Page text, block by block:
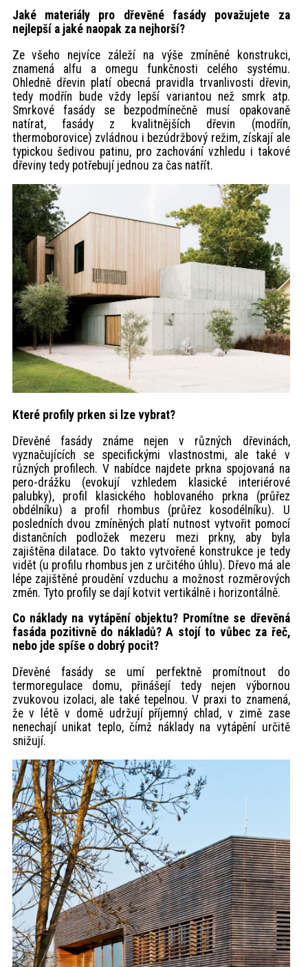
Jaké materiály pro dřevěné fasády považujete za
nejlepší a jaké naopak za nejhorší?
Ze všeho nejvíce záleží na výše zmíněné konstrukci,
znamená alfu a omegu funkčnosti celého systému.
Ohledně dřevin platí obecná pravidla trvanlivosti dřevin,
tedy modřín bude vždy lepší variantou než smrk atp.
Smrkové fasády se bezpodmínečně musí opakovaně
natírat, fasády z kvalitnějších dřevin (modřín,
thermoborovice) zvládnou i bezúdržbový režim, získají ale
typickou šedivou patinu, pro zachování vzhledu i takové
dřeviny tedy potřebují jednou za čas natřít.
Které profily prken si lze vybrat?
Dřevěné fasády známe nejen v různých dřevinách,
vyznačujících se specifickými vlastnostmi, ale také v
různých profilech. V nabídce najdete prkna spojovaná na
pero-drážku (evokují vzhledem klasické interiérové
palubky), profil klasického hoblovaného prkna (průřez
obdélníku) a profil rhombus (průřez kosodélníku). U
posledních dvou zmíněných platí nutnost vytvořit pomocí
distančních podložek mezeru mezi prkny, aby byla
zajištěna dilatace. Do takto vytvořené konstrukce je tedy
vidět (u profilu rhombus jen z určitého úhlu). Dřevo má ale
lépe zajištěné proudění vzduchu a možnost rozměrových
změn. Tyto profily se dají kotvit vertikálně i horizontálně.
Co náklady na vytápění objektu? Promítne se dřevěná
fasáda pozitivně do nákladů? A stojí to vůbec za řeč,
nebo jde spíše o dobrý pocit?
Dřevěné fasády se umí perfektně promítnout do
termoregulace domu, přinášejí tedy nejen výbornou
zvukovou izolaci, ale také tepelnou. V praxi to znamená,
že v létě v domě udržují příjemný chlad, v zimě zase
nenechají unikat teplo, čímž náklady na vytápění určitě
snižují.